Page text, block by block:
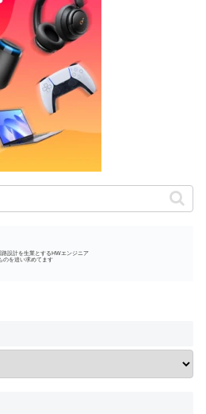
路設計を生業とするHWエンジニア
のを追い求めてます